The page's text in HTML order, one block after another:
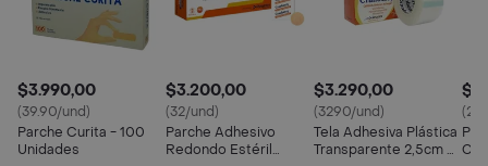
$3.990,00
(39.90/und)
Parche Curita - 100
Unidades
$3.200,00
(32/und)
Parche Adhesivo
Redondo Estéril
$3.290,00
(3290/und)
Tela Adhesiva Plástica
Transparente 2,5cm X